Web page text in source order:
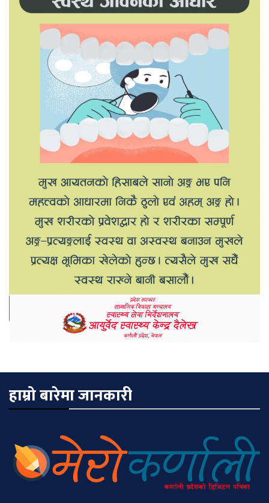
हाम्रो बारेमा जानकारी